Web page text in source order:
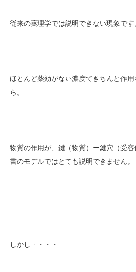
従来の薬理学では説明できない現象です
ほとんど薬効がない濃度できちんと作
ら。
物質の作用が、鍵（物質）ー鍵穴（受
書のモデルではとても説明できません。
しかし・・・・